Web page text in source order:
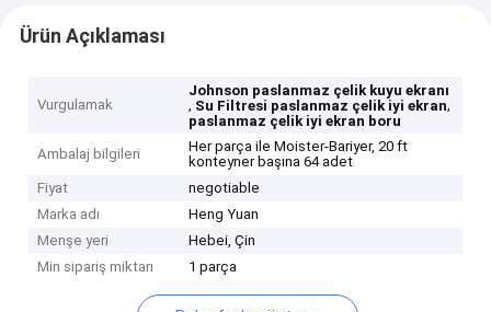
Ürün Açıklaması
Vurgulamak
Johnson paslanmaz çelik kuyu ekranı
, Su Filtresi paslanmaz çelik iyi ekran,
paslanmaz çelik iyi ekran boru
Ambalaj bilgileri
Her parça ile Moister-Bariyer, 20 ft
konteyner başına 64 adet
Fiyat
negotiable
Marka adı
Heng Yuan
Menşe yeri
Hebei, Çin
Min sipariş miktarı
1 parça